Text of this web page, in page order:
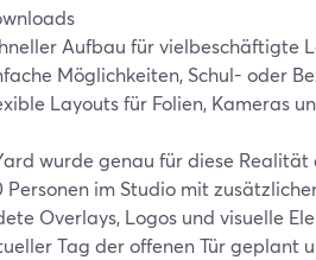
Aufbau für vielbeschäftigte
Möglichkeiten, Schul- oder
Layouts für Folien, Kameras
wurde genau für diese
Personen im Studio mit
Overlays, Logos und visuelle
Tag der offenen Tür geplant